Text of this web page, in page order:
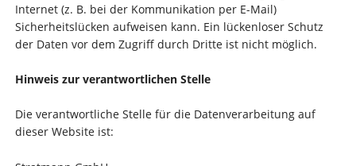
Internet (z. B. bei der Kommunikation per E-Mail)
Sicherheitslücken aufweisen kann. Ein lückenloser Schutz
der Daten vor dem Zugriff durch Dritte ist nicht möglich.
Hinweis zur verantwortlichen Stelle
Die verantwortliche Stelle für die Datenverarbeitung auf
dieser Website ist: